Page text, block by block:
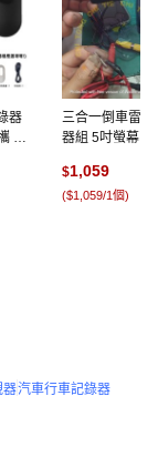
器
運
三合一倒車雷
器組 5吋螢幕
達+螢幕=一整組
$1,059
($1,059/1個)
器汽車行車記錄器